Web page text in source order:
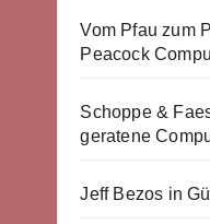
Vom Pfau zum
Peacock
Schoppe &
geratene
Jeff Bezos in